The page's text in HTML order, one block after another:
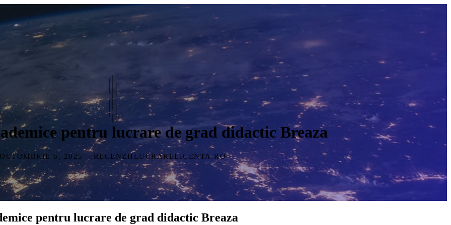
pentru lucrare de grad didactic Breaza
OCTOMBRIE 6, 2025 - RECENZIILUCRARELICENTA.RO
pentru lucrare de grad didactic Breaza